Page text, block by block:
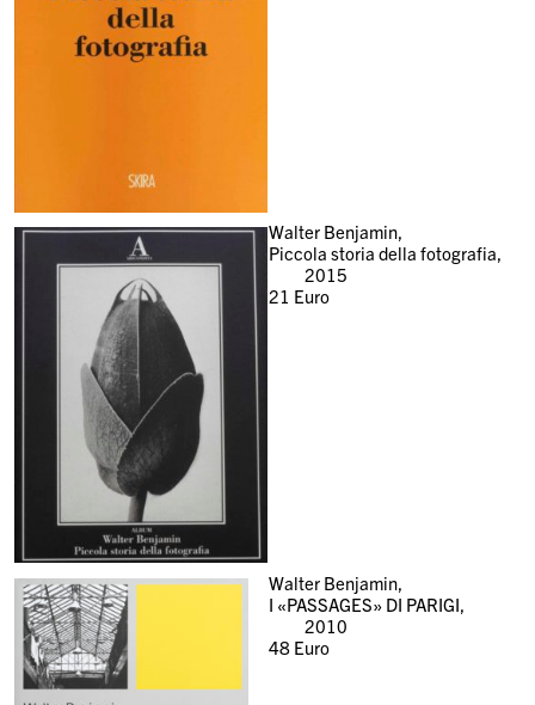
Walter Benjamin,
Piccola storia della fotografia,
2015
21 Euro
Walter Benjamin,
I «PASSAGES» DI PARIGI,
2010
48Euro